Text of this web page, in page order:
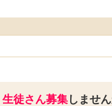
生徒さん募集しませ